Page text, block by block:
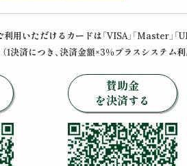
用いただけるカードは「VISA」「Master」「
1決済につき、決済金額×3％プラスシステム
賛助金
を決済する